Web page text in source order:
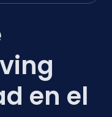
en el